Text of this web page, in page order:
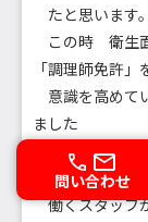
たと思います。
この時 衛生
「調理師免許
意識を高めて
ました
お店が綺麗
働くスタッフ
問い合わせ